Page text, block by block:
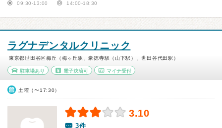
09:30-13:00 14:00-18:30
ラグナデンタルクリニック
東京都世田谷区梅丘（梅ヶ丘駅、豪徳寺駅（山下駅）、世田谷代田駅）
駐車場あり 電子決済可 マイナ受付
土曜（〜17:30）
3.10
3件